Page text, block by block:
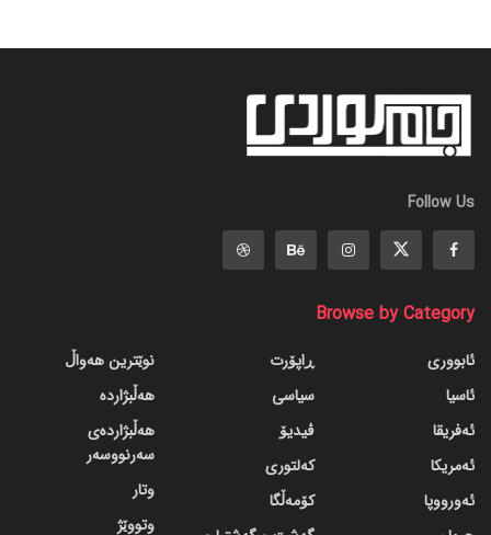
Follow Us
Browse by Category
ئابووری
ئاسیا
ئەفریقا
ئەمریکا
ئەورووپا
ڕاپۆرت
سیاسی
ڤیدیۆ
کەلتوری
کۆمەڵگا
نوێترین هەواڵ
هەڵبژاردە
هەڵبژاردەی
سەرنووسەر
وتار
وتووێژ